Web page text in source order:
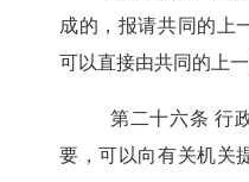
成的，报请共同的上
可以直接由共同的上
第二十六条 行
要，可以向有关机关